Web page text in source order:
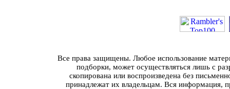
Все права защищены. Любое использование
подборки, может осуществляться лишь с
скопирована или воспроизведена без
принадлежат их владельцам. Вся информация,